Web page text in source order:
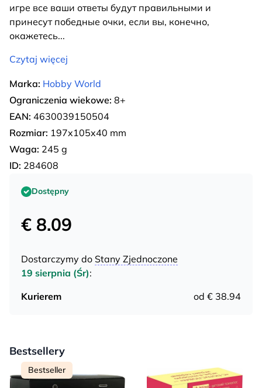
игре все ваши ответы будут правильными и
принесут победные очки, если вы, конечно,
окажетесь...
Czytaj więcej
Marka: Hobby World
Ograniczenia wiekowe: 8+
EAN: 4630039150504
Rozmiar: 197x105x40 mm
Waga: 245 g
ID: 284608
Dostępny
€ 8.09
Dostarczymy do Stany Zjednoczone
19 sierpnia (Śr):
Kurierem
od € 38.94
Bestsellery
Bestseller